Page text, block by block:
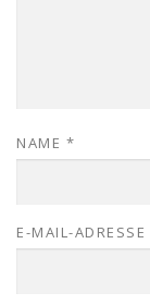
NAME *
E-MAIL-ADRESSE